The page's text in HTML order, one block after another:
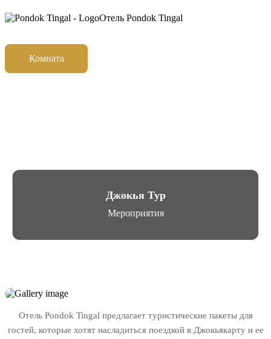
Отель Pondok Tingal
Комната
Джокья Тур
Мероприятия
Отель Pondok Tingal предлагает туристические пакеты для
гостей, которые хотят насладиться поездкой в ​​Джокьякарту и ее